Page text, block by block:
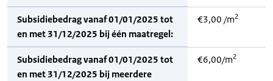
Subsidiebedrag vanaf 01/01/2025 tot
en met 31/12/2025 bij één maatregel:
€3,00 /m2
Subsidiebedrag vanaf 01/01/2025 tot
en met 31/12/2025 bij meerdere
€6,00/m2